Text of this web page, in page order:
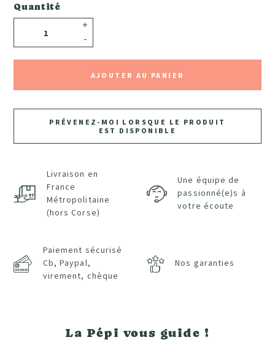
Quantité
-
+
AJOUTER AU PANIER
PRÉVENEZ-MOI LORSQUE LE PRODUIT
EST DISPONIBLE
Livraison en
France
Métropolitaine
(hors Corse)
Une équipe de
passionné(e)s à
votre écoute
Paiement sécurisé
Cb, Paypal,
virement, chèque
Nos garanties
La Pépi vous guide !